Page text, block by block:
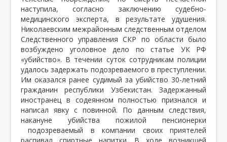
наступила, согласно заключению судебно-
медицинского эксперта, в результате удушения.
Николаевским межрайонным следственным отделом
Следственного управления СКР по области было
возбуждено уголовное дело по статье УК РФ
«убийство». В течении суток сотрудникам полиции
удалось задержать подозреваемого в преступлении.
Им оказался ранее судимый за убийство 30-летний
гражданин республики Узбекистан. Задержанный
иностранец в содеянном полностью признался и
написал явку с повинной. По данным следствия,
накануне убийства пожилой пенсионерки
подозреваемый в компании своих приятелей
распивал спиртные напитки. В ходе возникшей